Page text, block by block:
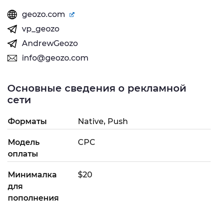
geozo.com
vp_geozo
AndrewGeozo
info@geozo.com
Основные сведения о рекламной
сети
Форматы Native, Push
Модель
оплаты
CPC
Минималка
для
пополнения
$20